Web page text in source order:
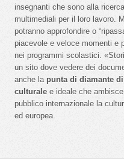
insegnanti che sono alla
multimediali per il loro lavoro.
potranno approfondire o
piacevole e veloce momenti e
nei programmi scolastici.
un sito dove vedere dei
anche la punta di diamante
culturale e ideale che
pubblico internazionale la
ed europea.